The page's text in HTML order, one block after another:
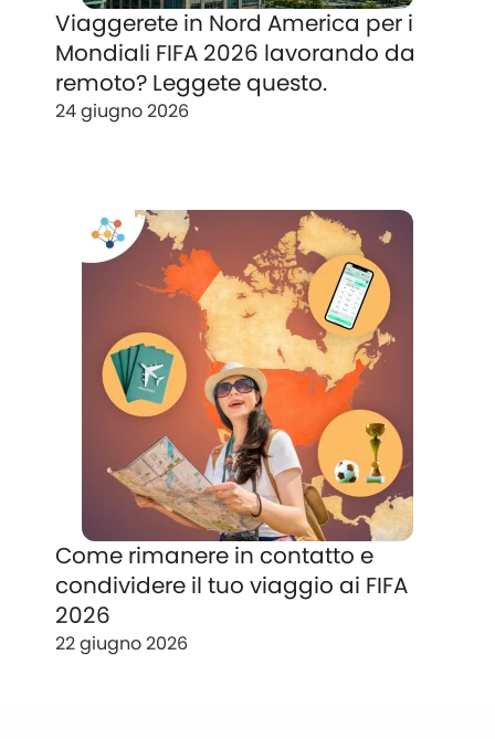
Viaggerete in Nord America per i
Mondiali FIFA 2026 lavorando da
remoto? Leggete questo.
24 giugno 2026
Come rimanere in contatto e
condividere il tuo viaggio ai FIFA
2026
22 giugno 2026